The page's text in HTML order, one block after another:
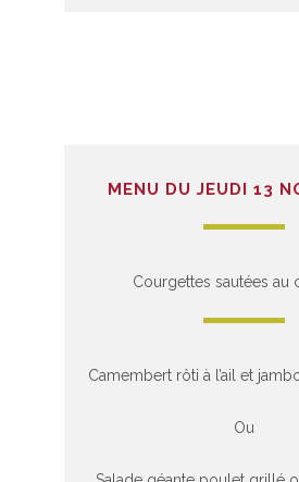
MENU DU JEUDI 13
Courgettes sautées au
Camembert rôti à l’ail et
Ou